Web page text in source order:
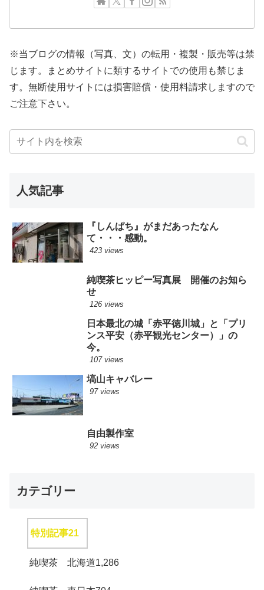
※当ブログの情報（写真、文）の転用・複製・販売等は禁
じます。まとめサイトに類するサイトでの使用も禁じま
す。無断使用サイトには損害賠償・使用料請求しますので
ご注意下さい。
人気記事
『しんぱち』がまだあったなん
て・・・感動。
423 views
純喫茶ヒッピー写真展 開催のお知ら
せ
126 views
日本最北の城「赤平徳川城」と「プリ
ンス平安（赤平観光センター）」の
今。
107 views
塙山キャバレー
97 views
自由製作室
92 views
カテゴリー
特別記事21
純喫茶 北海道1,286